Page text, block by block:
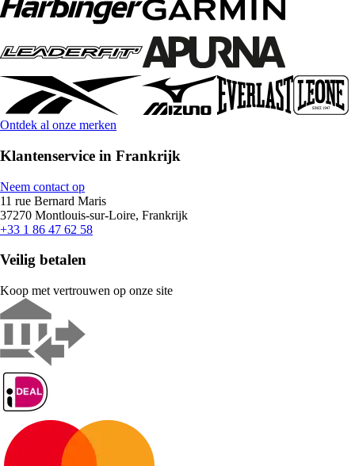
Ontdek al onze merken
Klantenservice in Frankrijk
Neem contact op
11 rue Bernard Maris
37270 Montlouis-sur-Loire, Frankrijk
+33 1 86 47 62 58
Veilig betalen
Koop met vertrouwen op onze site